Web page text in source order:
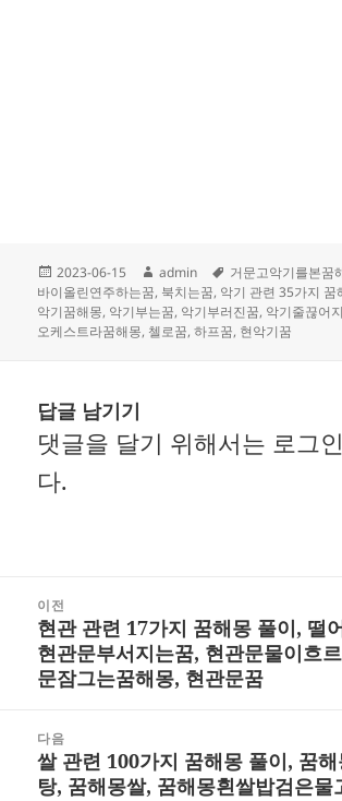
작
성
일
자
2023-06-15
글
쓴
이
admin
태
그
거문고악기를본꿈
바이올린연주하는꿈, 북치는꿈, 악기 관련 35가지 꿈
악기꿈해몽, 악기부는꿈, 악기부러진꿈, 악기줄끊어
오케스트라꿈해몽, 첼로꿈,하프꿈, 현악기꿈
답글 남기기
댓글을 달기 위해서는 로그
다.
이전
이
전
현관 관련 17가지 꿈해몽 풀이, 떨
현관문부서지는꿈, 현관문물이흐
문잠그는꿈해몽, 현관문꿈
다음
다
쌀 관련 100가지 꿈해몽 풀이, 꿈
탕, 꿈해몽쌀, 꿈해몽흰쌀밥검은물